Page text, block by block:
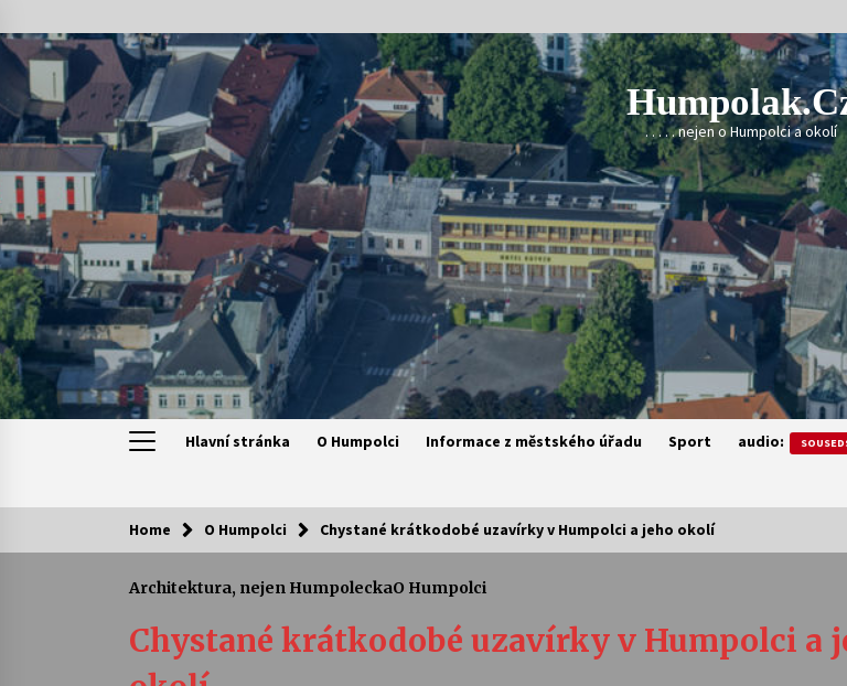
to
content
. . . . . nejen o Humpolci a okolí
Hlavní stránka O Humpolci Informace z městského úřadu Sport audio:
Kam za kulturou?
Camerata a Sukuba Ensemble
4. 8. 2026
Stávám se kapkou
30. 7. 2026
Home O Humpolci Chystané krátkodobé uzavírky v Humpolci a jeho okolí
Architektura, nejen HumpoleckaO Humpolci
Chystané krátkodobé uzavírky v Humpolci a